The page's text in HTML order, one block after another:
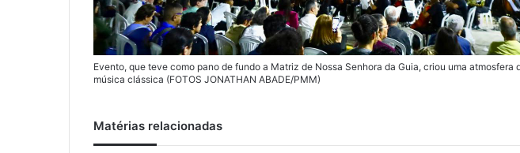
Evento, que teve como pano de fundo a Matriz de Nossa Senhora da Guia, criou uma atmosfera
música clássica (FOTOS JONATHAN ABADE/PMM)
Matérias relacionadas